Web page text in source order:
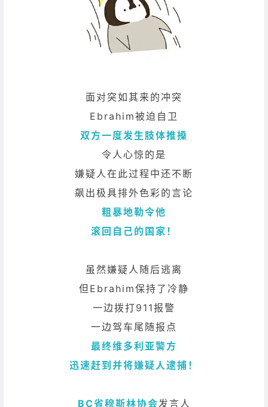
面对突如其来的冲突
Ebrahim被迫自卫
双方一度发生肢体推搡
令人心惊的是
嫌疑人在此过程中还不断
飙出极具排外色彩的言论
粗暴地勒令他
滚回自己的国家！
虽然嫌疑人随后逃离
但Ebrahim保持了冷静
一边拨打911报警
一边驾车尾随报点
最终维多利亚警方
迅速赶到并将嫌疑人逮捕！
BC省穆斯林协会发言人